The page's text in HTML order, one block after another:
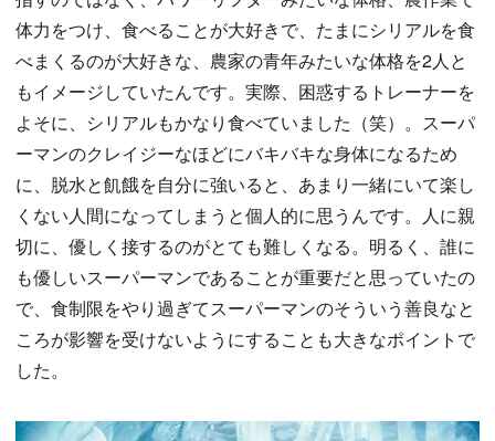
体力をつけ、食べることが大好きで、たまにシリアルを食
べまくるのが大好きな、農家の青年みたいな体格を2人と
もイメージしていたんです。実際、困惑するトレーナーを
よそに、シリアルもかなり食べていました（笑）。スーパ
ーマンのクレイジーなほどにバキバキな身体になるため
に、脱水と飢餓を自分に強いると、あまり一緒にいて楽し
くない人間になってしまうと個人的に思うんです。人に親
切に、優しく接するのがとても難しくなる。明るく、誰に
も優しいスーパーマンであることが重要だと思っていたの
で、食制限をやり過ぎてスーパーマンのそういう善良なと
ころが影響を受けないようにすることも大きなポイントで
した。